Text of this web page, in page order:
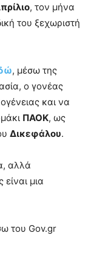
, τον μήνα
του ξεχωριστή
, μέσω της
ο γονέας
και να
ΠΑΟΚ, ως
Δικεφάλου.
αλλά
μια
του Gov.gr